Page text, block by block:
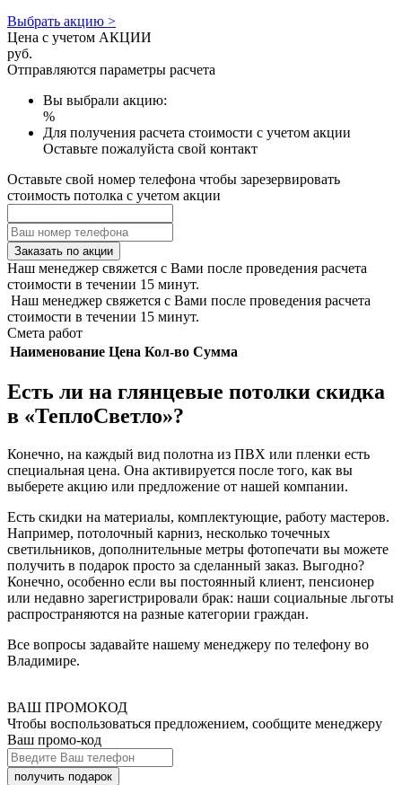
Выбрать акцию >
Цена с учетом АКЦИИ
руб.
Отправляются параметры расчета
Вы выбрали акцию:
%
Для получения расчета стоимости с учетом акции
Оставьте пожалуйста свой контакт
Оставьте свой номер телефона чтобы зарезервировать
стоимость потолка с учетом акции
Заказать по акции
Наш менеджер свяжется с Вами после проведения расчета
стоимости в течении 15 минут.
Наш менеджер свяжется с Вами после проведения расчета
стоимости в течении 15 минут.
Смета работ
Наименование Цена Кол-во Сумма
Есть ли на глянцевые потолки скидка
в «ТеплоСветло»?
Конечно, на каждый вид полотна из ПВХ или пленки есть
специальная цена. Она активируется после того, как вы
выберете акцию или предложение от нашей компании.
Есть скидки на материалы, комплектующие, работу мастеров.
Например, потолочный карниз, несколько точечных
светильников, дополнительные метры фотопечати вы можете
получить в подарок просто за сделанный заказ. Выгодно?
Конечно, особенно если вы постоянный клиент, пенсионер
или недавно зарегистрировали брак: наши социальные льготы
распространяются на разные категории граждан.
Все вопросы задавайте нашему менеджеру по телефону во
Владимире.
ВАШ ПРОМОКОД
Чтобы воспользоваться предложением, сообщите менеджеру
Ваш промо-код